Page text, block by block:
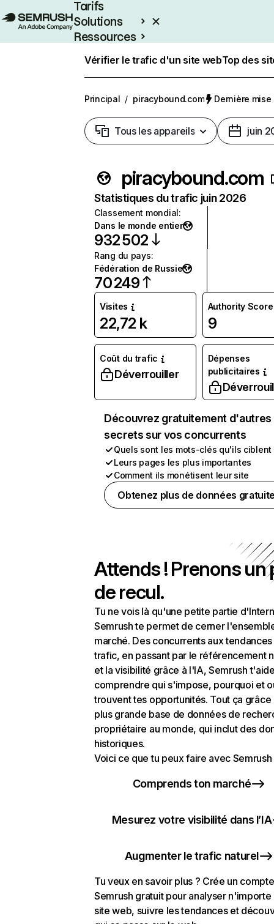
Tarifs
Solutions
Ressources
Vérifier le trafic d'un site webTop des
Principal / piracybound.com Dernière
Tous les appareils juin
piracybound.com
Statistiques du trafic juin 2026
Classement mondial:
Dans le monde entier
932 502
Rang du pays:
Fédération de Russie
70 249
Visites
22,72 k
Authority Score
9
Coût du trafic
Déverrouiller
Dépenses
publicitaires
Découvrez gratuitement d'autres
secrets sur vos concurrents
Quels sont les mots-clés qu'ils ciblent
Leurs pages les plus importantes
Comment ils monétisent leur site
Obtenez plus de données
Attends ! Prenons un
de recul.
Tu ne vois là qu'une petite partie
Semrush te permet de cerner
marché. Des concurrents aux
trafic, en passant par le référencement
et la visibilité grâce à l'IA, Semrush
comprendre qui s'impose, pourquoi et
trouvent tes opportunités. Tout ça grâce
plus grande base de données de
propriétaire au monde, qui inclut des
historiques.
Voici ce que tu peux faire avec Semrush
Comprends ton marché
Mesurez votre visibilité dans l’IA
Augmenter le trafic naturel
Tu veux en savoir plus ? Crée un compte
Semrush gratuit pour analyser n'importe
site web, suivre les tendances et